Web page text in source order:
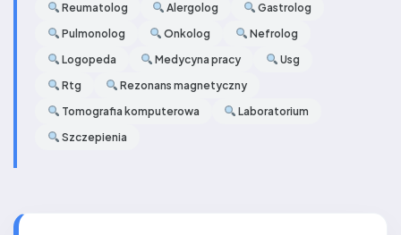
Reumatolog
Alergolog
Gastrolog
Pulmonolog
Onkolog
Nefrolog
Logopeda
Medycyna pracy
Usg
Rtg
Rezonans magnetyczny
Tomografia komputerowa
Laboratorium
Szczepienia